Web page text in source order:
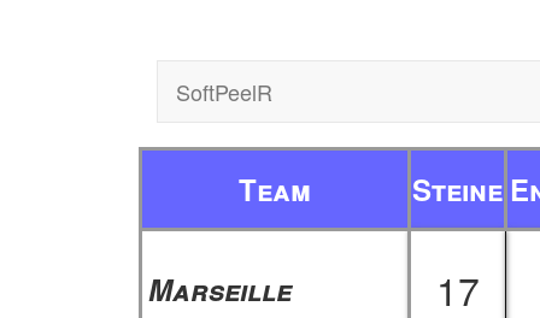
SoftPeelR
Team Steine
Marseille 17